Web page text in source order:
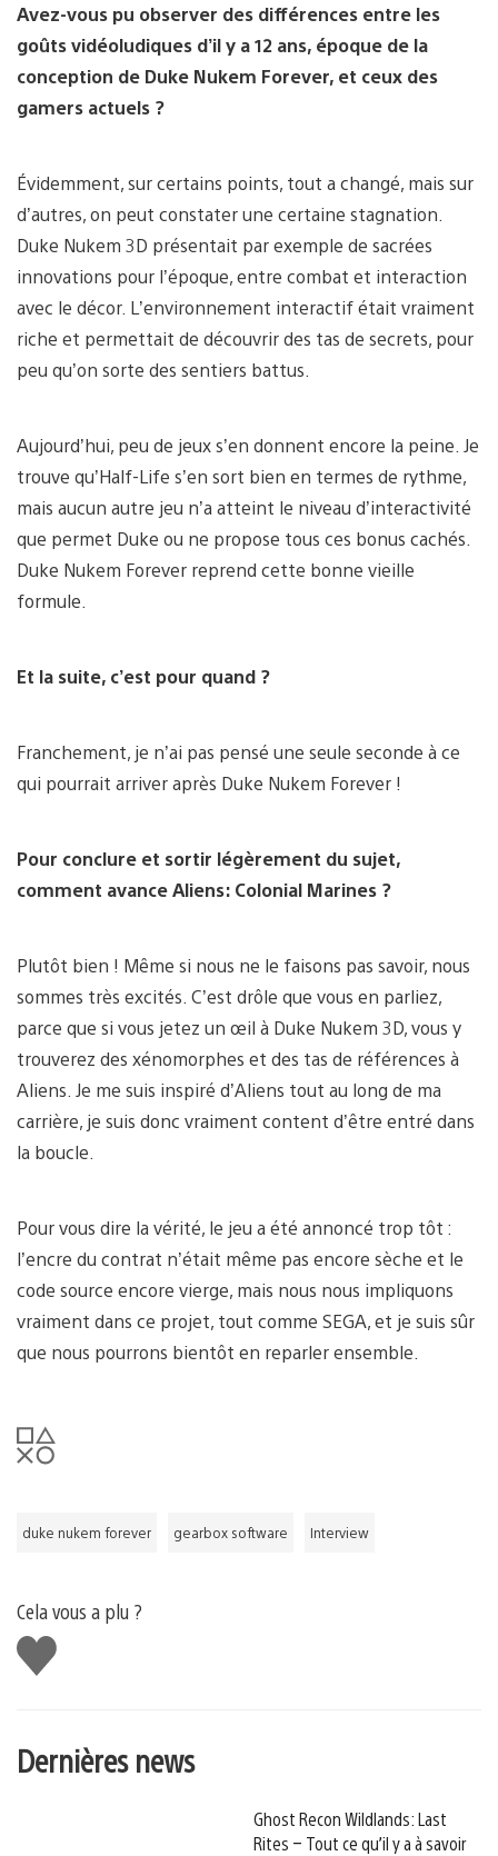
Avez-vous pu observer des différences entre les
goûts vidéoludiques d’il y a 12 ans, époque de la
conception de Duke Nukem Forever, et ceux des
gamers actuels ?
Évidemment, sur certains points, tout a changé, mais sur
d’autres, on peut constater une certaine stagnation.
Duke Nukem 3D présentait par exemple de sacrées
innovations pour l’époque, entre combat et interaction
avec le décor. L’environnement interactif était vraiment
riche et permettait de découvrir des tas de secrets, pour
peu qu’on sorte des sentiers battus.
Aujourd’hui, peu de jeux s’en donnent encore la peine. Je
trouve qu’Half-Life s’en sort bien en termes de rythme,
mais aucun autre jeu n’a atteint le niveau d’interactivité
que permet Duke ou ne propose tous ces bonus cachés.
Duke Nukem Forever reprend cette bonne vieille
formule.
Et la suite, c’est pour quand ?
Franchement, je n’ai pas pensé une seule seconde à ce
qui pourrait arriver après Duke Nukem Forever !
Pour conclure et sortir légèrement du sujet,
comment avance Aliens: Colonial Marines ?
Plutôt bien ! Même si nous ne le faisons pas savoir, nous
sommes très excités. C’est drôle que vous en parliez,
parce que si vous jetez un œil à Duke Nukem 3D, vous y
trouverez des xénomorphes et des tas de références à
Aliens. Je me suis inspiré d’Aliens tout au long de ma
carrière, je suis donc vraiment content d’être entré dans
la boucle.
Pour vous dire la vérité, le jeu a été annoncé trop tôt :
l’encre du contrat n’était même pas encore sèche et le
code source encore vierge, mais nous nous impliquons
vraiment dans ce projet, tout comme SEGA, et je suis sûr
que nous pourrons bientôt en reparler ensemble.
duke nukem forever gearbox software Interview
Cela vous a plu ?
J'aime
Dernières news
Ghost Recon Wildlands: Last
Rites – Tout ce qu’il y a à savoir